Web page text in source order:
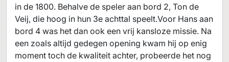
in de 1800. Behalve de speler aan bord 2, Ton de
Veij, die hoog in hun 3e achttal speelt.Voor Hans aan
bord 4 was het dan ook een vrij kansloze missie. Na
een zoals altijd gedegen opening kwam hij op enig
moment toch de kwaliteit achter, probeerde het nog